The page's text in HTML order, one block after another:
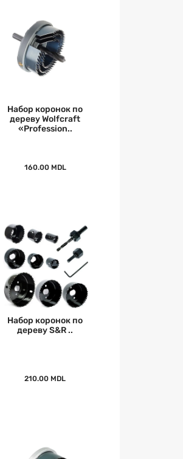
Набор коронок по
дереву Wolfcraft
«Profession..
160.00 MDL
Набор коронок по
дереву S&R ..
210.00 MDL